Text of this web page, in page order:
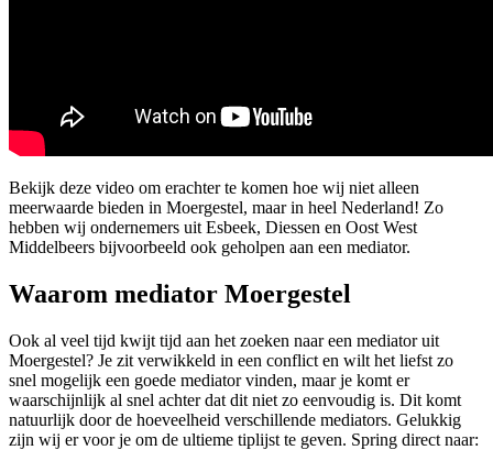
Bekijk deze video om erachter te komen hoe wij niet alleen
meerwaarde bieden in Moergestel, maar in heel Nederland! Zo
hebben wij ondernemers uit Esbeek, Diessen en Oost West
Middelbeers bijvoorbeeld ook geholpen aan een mediator.
Waarom mediator Moergestel
Ook al veel tijd kwijt tijd aan het zoeken naar een mediator uit
Moergestel? Je zit verwikkeld in een conflict en wilt het liefst zo
snel mogelijk een goede mediator vinden, maar je komt er
waarschijnlijk al snel achter dat dit niet zo eenvoudig is. Dit komt
natuurlijk door de hoeveelheid verschillende mediators. Gelukkig
zijn wij er voor je om de ultieme tiplijst te geven. Spring direct naar: